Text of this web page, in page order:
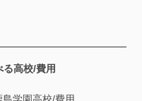
る高校/費用